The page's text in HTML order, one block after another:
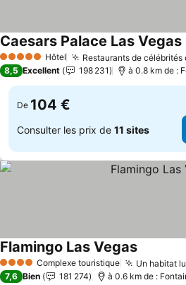
5 Étoiles Hôtel Restaurants de célébrités
Caesars Palace Las Vegas
8,5 Excellent 198 231 à 0.8 km de :
De 104 €
Consulter les prix de 11 sites
4 Étoiles Complexe touristique Un habitat
Flamingo Las Vegas
7,6 Bien 181 274 à 0.6 km de :